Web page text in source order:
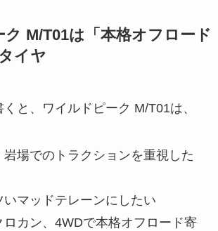
M/T01は「本格オフロード
イヤ
と、ワイルドピーク M/T01は、
岩場でのトラクションを重視した
いマッドテレーンにしたい
ロカン、4WDで本格オフロード寄